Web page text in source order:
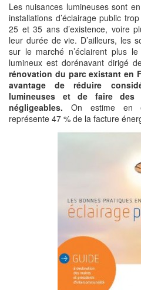
Les nuisances lumineuses sont
installations d’éclairage public
25 et 35 ans d’existence, voire
leur durée de vie. D’ailleurs, les
sur le marché n’éclairent plus
lumineux est dorénavant dirigé
rénovation du parc existant en
avantage de réduire
lumineuses et de faire des
négligeables. On estime en
représente 47 % de la facture